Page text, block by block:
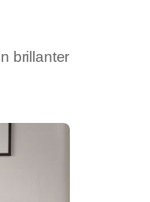
brillanter